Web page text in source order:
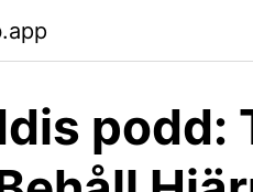
podd: